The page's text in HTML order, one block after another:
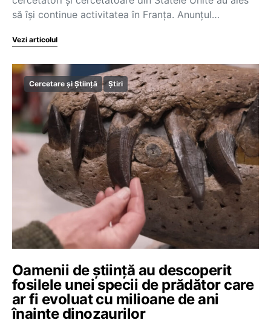
să își continue activitatea în Franța. Anunțul…
Vezi articolul
Cercetare și Știință Știri
Oamenii de știință au descoperit
fosilele unei specii de prădător care
ar fi evoluat cu milioane de ani
înainte dinozaurilor